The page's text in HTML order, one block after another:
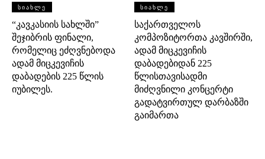
ᲡᲘᲐᲮᲚᲔ
“კავკასიის სახლში”
შეჯიბრის ფინალი,
რომელიც ეძღვნებოდა
ადამ მიცკევიჩის
დაბადების 225 წლის
იუბილეს.
ᲡᲘᲐᲮᲚᲔ
საქართველოს
კომპოზიტორთა კავშირში,
ადამ მიცკევიჩის
დაბადებიდან 225
წლისთავისადმი
მიძღვნილი კონცერტი
გადატვირთულ დარბაზში
გაიმართა